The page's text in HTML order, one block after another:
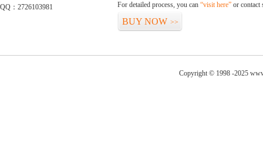
QQ：2726103981
For detailed process, you can “visit here” or contact
BUY NOW >>
Copyright © 1998 -2025